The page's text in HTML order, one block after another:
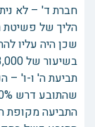
חברת ד' – לא
הליך של פשיטת
שכן היה עליו
בשיעור של 3,000 ₪, כשכל הכנסתו היתה 5,000 ₪.
תביעת ה' ו-ו' –
שהתובע דרש 30% מהתמורה.
התביעה מקופת